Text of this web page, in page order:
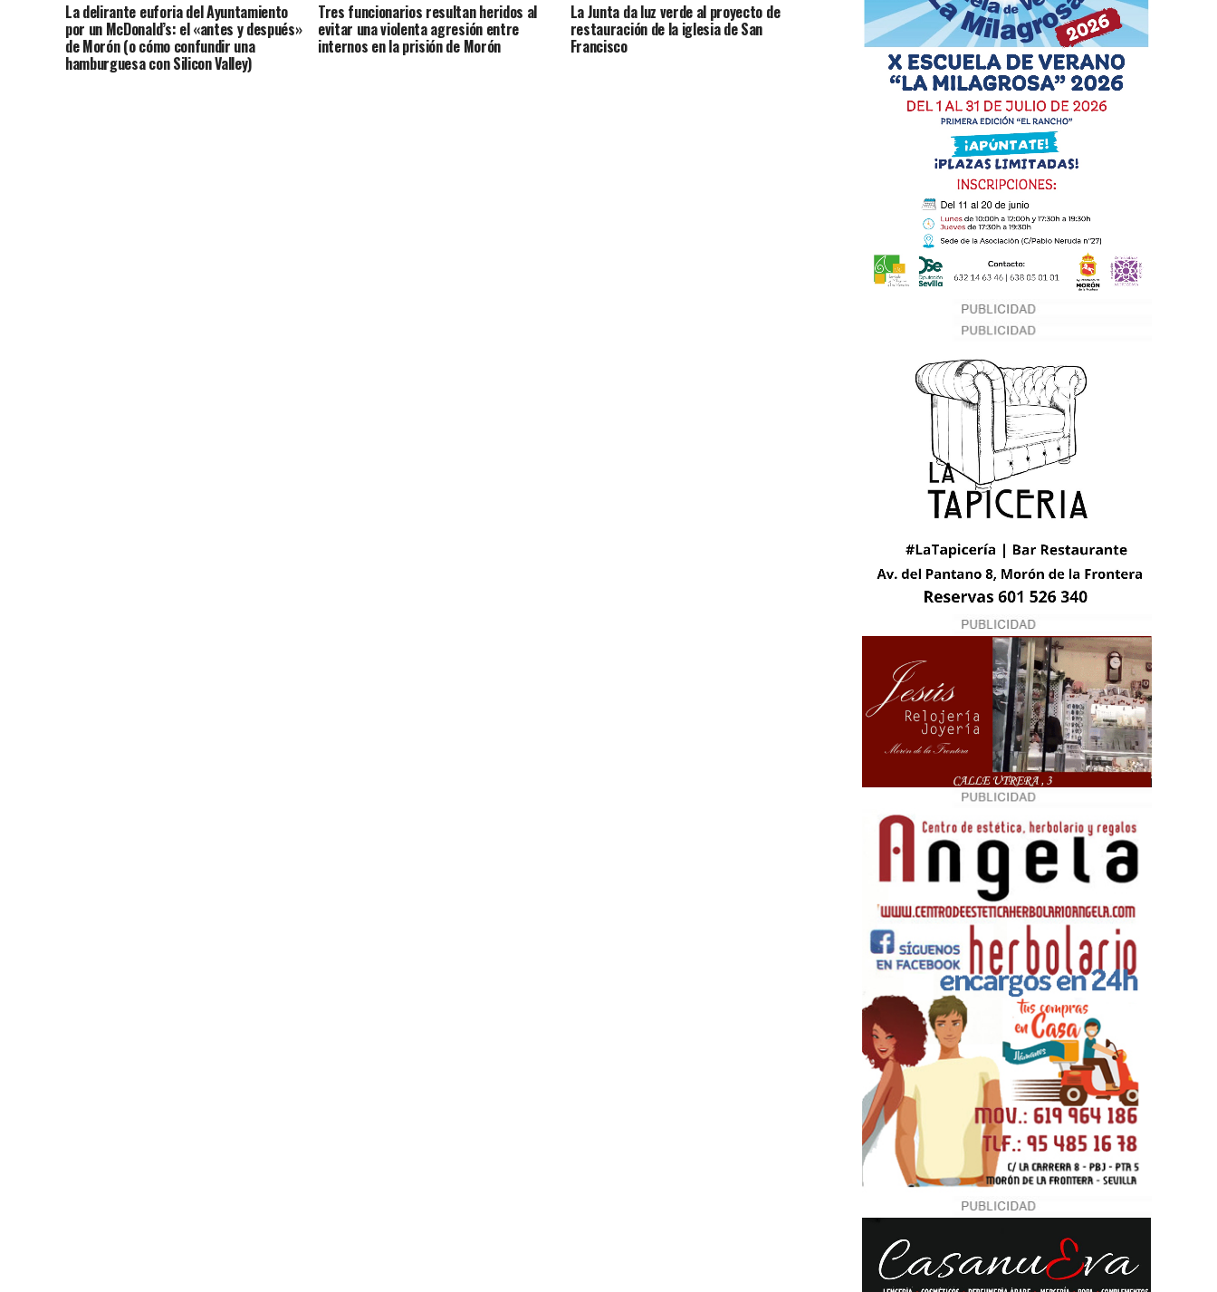
La delirante euforia del Ayuntamiento
por un McDonald’s: el «antes y después»
de Morón (o cómo confundir una
hamburguesa con Silicon Valley)
Tres funcionarios resultan heridos al
evitar una violenta agresión entre
internos en la prisión de Morón
La Junta da luz verde al proyecto de
restauración de la iglesia de San
Francisco